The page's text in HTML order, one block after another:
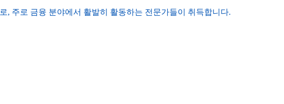
, 주로 금융 분야에서 활발히 활동하는 전문가들이 취득합니다.